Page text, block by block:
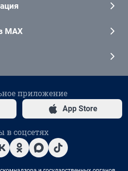
MAX
приложение
App Store
в соцсетях